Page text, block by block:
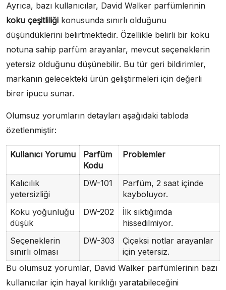
Ayrıca, bazı kullanıcılar, David Walker parfümlerinin
koku çeşitliliği konusunda sınırlı olduğunu
düşündüklerini belirtmektedir. Özellikle belirli bir koku
notuna sahip parfüm arayanlar, mevcut seçeneklerin
yetersiz olduğunu düşünebilir. Bu tür geri bildirimler,
markanın gelecekteki ürün geliştirmeleri için değerli
birer ipucu sunar.
Olumsuz yorumların detayları aşağıdaki tabloda
özetlenmiştir:
Kullanıcı Yorumu
Parfüm
Kodu
Problemler
Kalıcılık
yetersizliği
DW-101
Parfüm, 2 saat içinde
kayboluyor.
Koku yoğunluğu
düşük
DW-202
İlk sıktığımda
hissedilmiyor.
Seçeneklerin
sınırlı olması
DW-303
Çiçeksi notlar arayanlar
için yetersiz.
Bu olumsuz yorumlar, David Walker parfümlerinin bazı
kullanıcılar için hayal kırıklığı yaratabileceğini